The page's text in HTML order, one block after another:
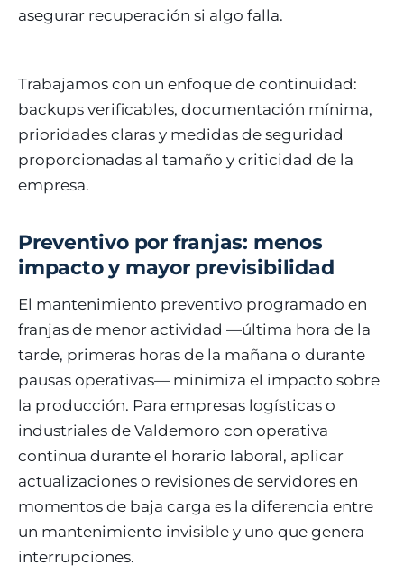
asegurar recuperación si algo falla.
Trabajamos con un enfoque de continuidad:
backups verificables, documentación mínima,
prioridades claras y medidas de seguridad
proporcionadas al tamaño y criticidad de la
empresa.
Preventivo por franjas: menos
impacto y mayor previsibilidad
El mantenimiento preventivo programado en
franjas de menor actividad —última hora de la
tarde, primeras horas de la mañana o durante
pausas operativas— minimiza el impacto sobre
la producción. Para empresas logísticas o
industriales de Valdemoro con operativa
continua durante el horario laboral, aplicar
actualizaciones o revisiones de servidores en
momentos de baja carga es la diferencia entre
un mantenimiento invisible y uno que genera
interrupciones.